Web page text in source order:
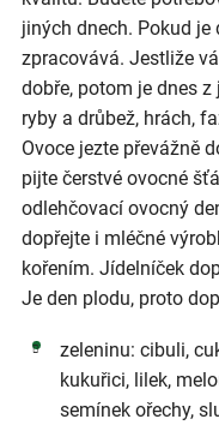
jiných dnech. Pokud je
zpracovává. Jestliže
dobře, potom je dnes
ryby a drůbež, hrách,
Ovoce jezte převážně
pijte čerstvé ovocné
odlehčovací ovocný
dopřejte i mléčné
kořením. Jídelníček
Je den plodu, proto
zeleninu: cibuli,
kukuřici, lilek,
semínek ořechy,